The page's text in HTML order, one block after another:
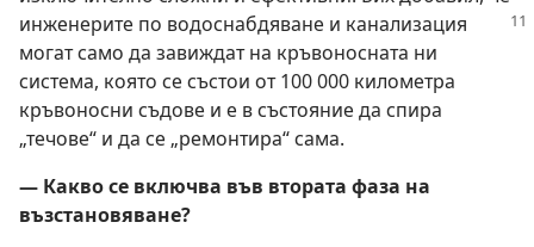
инженерите по водоснабдяване и канализация
могат само да завиждат на кръвоносната ни
система, която се състои от 100 000 километра
кръвоносни съдове и е в състояние да спира
„течове“ и да се „ремонтира“ сама.
— Какво се включва във втората фаза на
възстановяване?